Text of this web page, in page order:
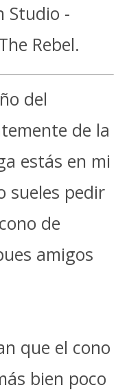
Studio -
Rebel.
del
de la
estás en mi
sueles pedir
de
amigos
que el cono
bien poco